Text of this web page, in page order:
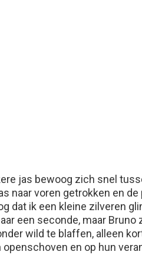
jas bewoog zich snel
naar voren getrokken en
dat ik een kleine zilveren
een seconde, maar Bruno
wild te blaffen, alleen
en op hun